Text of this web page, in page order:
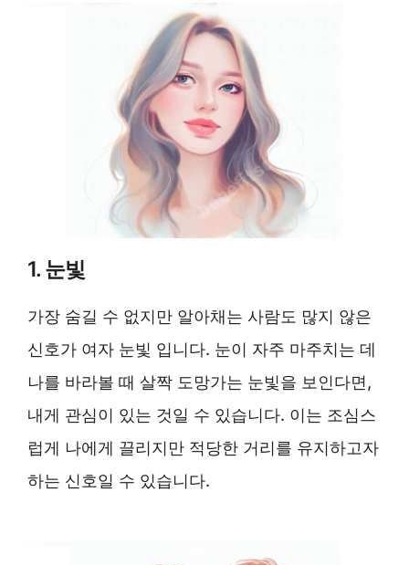
1. 눈빛
가장 숨길 수 없지만 알아채는 사람도 많지 않은
신호가 여자 눈빛 입니다. 눈이 자주 마주치는 데
나를 바라볼 때 살짝 도망가는 눈빛을 보인다면,
내게 관심이 있는 것일 수 있습니다. 이는 조심스
럽게 나에게 끌리지만 적당한 거리를 유지하고자
하는 신호일 수 있습니다.